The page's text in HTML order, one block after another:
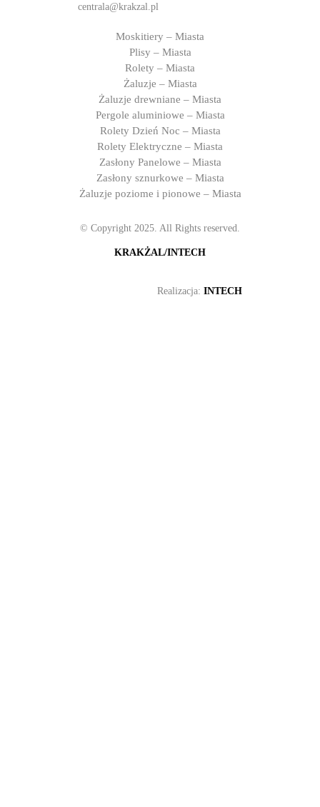
centrala@krakzal.pl
Moskitiery – Miasta
Plisy – Miasta
Rolety – Miasta
Żaluzje – Miasta
Żaluzje drewniane – Miasta
Pergole aluminiowe – Miasta
Rolety Dzień Noc – Miasta
Rolety Elektryczne – Miasta
Zasłony Panelowe – Miasta
Zasłony sznurkowe – Miasta
Żaluzje poziome i pionowe – Miasta
© Copyright 2025. All Rights reserved.
KRAKŻAL/INTECH
Realizacja: INTECH